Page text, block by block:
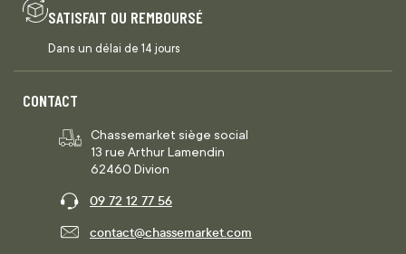
SATISFAIT OU REMBOURSÉ
Dans un délai de 14 jours
CONTACT
Chassemarket siège social
13 rue Arthur Lamendin
62460 Divion
09 72 12 77 56
contact@chassemarket.com